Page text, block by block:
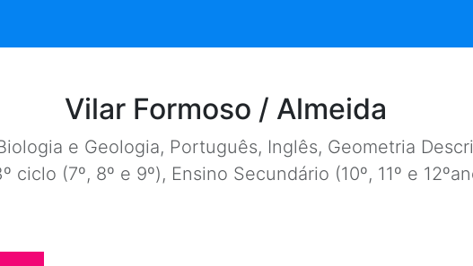
Vilar Formoso / Almeida
e Geologia, Português, Inglês, Geometria
ciclo (7º, 8º e 9º), Ensino Secundário (10º, 11º e